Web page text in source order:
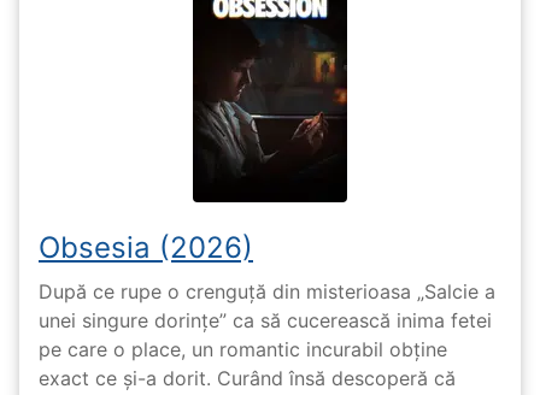
Obsesia (2026)
După ce rupe o crenguță din misterioasa „Salcie a
unei singure dorințe” ca să cucerească inima fetei
pe care o place, un romantic incurabil obține
exact ce și-a dorit. Curând însă descoperă că